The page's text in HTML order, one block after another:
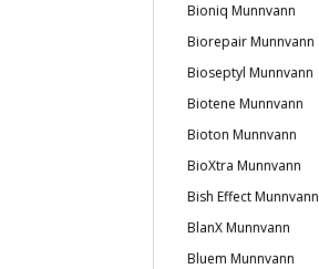
Bioniq Munnvann
Biorepair Munnvann
Bioseptyl Munnvann
Biotene Munnvann
Bioton Munnvann
BioXtra Munnvann
Bish Effect Munnvann
BlanX Munnvann
Bluem Munnvann